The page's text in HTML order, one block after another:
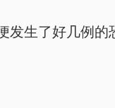
生了好几例